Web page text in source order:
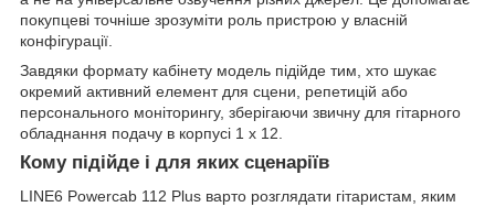
покупцеві точніше зрозуміти роль пристрою у власній
конфігурації.
Завдяки формату кабінету модель підійде тим, хто шукає
окремий активний елемент для сцени, репетицій або
персонального моніторингу, зберігаючи звичну для гітарного
обладнання подачу в корпусі 1 x 12.
Кому підійде і для яких сценаріїв
LINE6 Powercab 112 Plus варто розглядати гітаристам, яким